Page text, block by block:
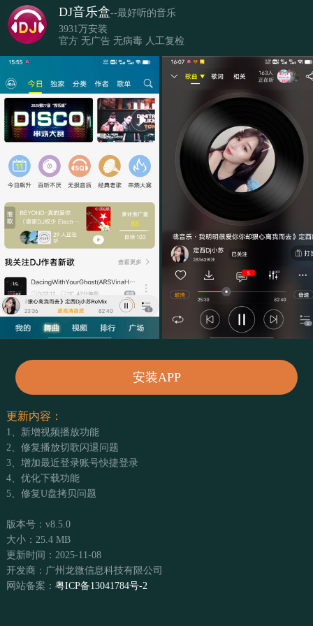
DJ音乐盒--最好听的音乐
3931万安装
官方 无广告 无病毒 人工复检
安装APP
更新内容：
1、新增视频播放功能
2、修复播放切歌闪退问题
3、增加最近登录账号快捷登录
4、优化下载功能
5、修复U盘拷贝问题
版本号：v8.5.0
大小：25.4 MB
更新时间：2025-11-08
开发商：广州龙微信息科技有限公司
网站备案： 粤ICP备13041784号-2